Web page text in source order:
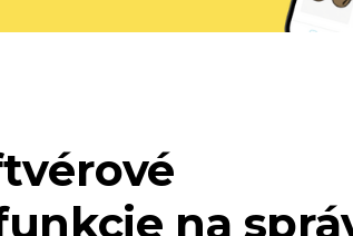
na